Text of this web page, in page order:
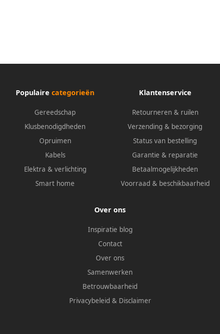
Populaire categorieën
Gereedschap
Klusbenodigdheden
Opruimen
Kabels
Elektra & verlichting
Smart home
Klantenservice
Retourneren & ruilen
Verzending & bezorging
Status van bestelling
Garantie & reparatie
Betaalmogelijkheden
Voorraad & beschikbaarheid
Over ons
Inspiratie blog
Contact
Over ons
Samenwerken
Betrouwbaarheid
Privacybeleid & Disclaimer